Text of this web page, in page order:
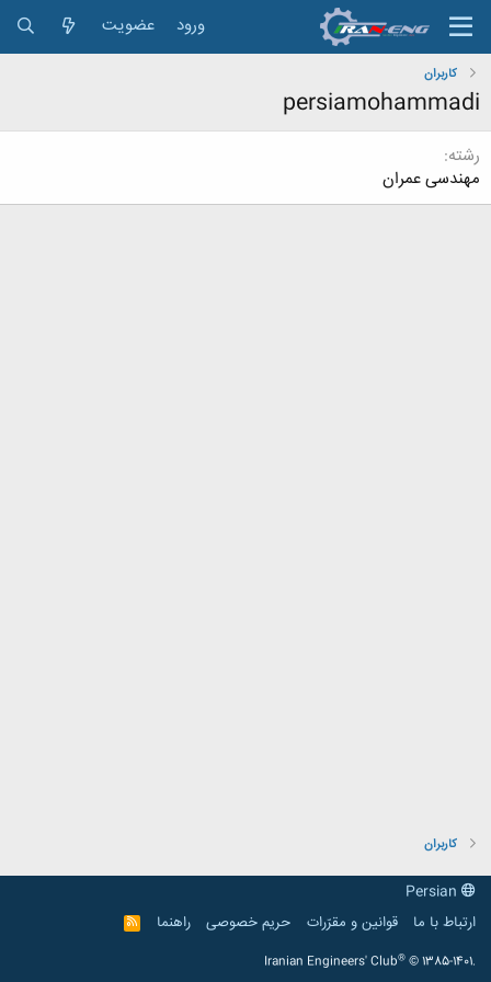
ورود عضویت
کاربران
persiamohammadi
رشته
مهندسی عمران
کاربران
ارتباط با ما
قوانین و مقرّرات حریم خصوصی راهنما
R
S
Iranian Engineers' Club® © 1385-1401.